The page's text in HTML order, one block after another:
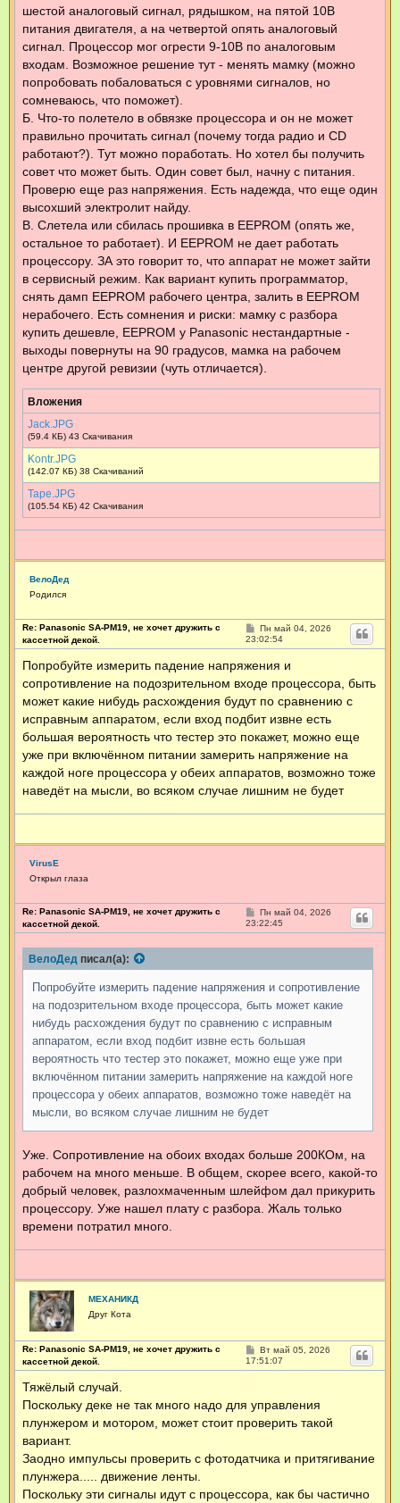
шестой аналоговый сигнал, рядышком, на пятой 10В
питания двигателя, а на четвертой опять аналоговый
сигнал. Процессор мог огрести 9-10В по аналоговым
входам. Возможное решение тут - менять мамку (можно
попробовать побаловаться с уровнями сигналов, но
сомневаюсь, что поможет).
Б. Что-то полетело в обвязке процессора и он не может
правильно прочитать сигнал (почему тогда радио и CD
работают?). Тут можно поработать. Но хотел бы получить
совет что может быть. Один совет был, начну с питания.
Проверю еще раз напряжения. Есть надежда, что еще один
высохший электролит найду.
В. Слетела или сбилась прошивка в EEPROM (опять же,
остальное то работает). И EEPROM не дает работать
процессору. ЗА это говорит то, что аппарат не может зайти
в сервисный режим. Как вариант купить программатор,
снять дамп EEPROM рабочего центра, залить в EEPROM
нерабочего. Есть сомнения и риски: мамку с разбора
купить дешевле, EEPROM у Panasonic нестандартные -
выходы повернуты на 90 градусов, мамка на рабочем
центре другой ревизии (чуть отличается).
Вложения
Jack.JPG
(59.4 КБ) 43 Скачивания
Kontr.JPG
(142.07 КБ) 38 Скачиваний
Tape.JPG
(105.54 КБ) 42 Скачивания
ВелоДед
Родился
Re: Panasonic SA-PM19, не хочет дружить с
кассетной декой.
С
о
о
щ
е
н
и
Пн май 04, 2026
23:02:54
Попробуйте измерить падение напряжения и
сопротивление на подозрительном входе процессора, быть
может какие нибудь расхождения будут по сравнению с
исправным аппаратом, если вход подбит извне есть
большая вероятность что тестер это покажет, можно еще
уже при включённом питании замерить напряжение на
каждой ноге процессора у обеих аппаратов, возможно тоже
наведёт на мысли, во всяком случае лишним не будет
VirusE
Открыл глаза
Re: Panasonic SA-PM19, не хочет дружить с
кассетной декой.
С
о
о
и
Пн май 04, 2026
23:22:45
ВелоДед писал(а):
Попробуйте измерить падение напряжения и сопротивление
на подозрительном входе процессора, быть может какие
нибудь расхождения будут по сравнению с исправным
аппаратом, если вход подбит извне есть большая
вероятность что тестер это покажет, можно еще уже при
включённом питании замерить напряжение на каждой ноге
процессора у обеих аппаратов, возможно тоже наведёт на
мысли, во всяком случае лишним не будет
Уже. Сопротивление на обоих входах больше 200КОм, на
рабочем на много меньше. В общем, скорее всего, какой-то
добрый человек, разлохмаченным шлейфом дал прикурить
процессору. Уже нашел плату с разбора. Жаль только
времени потратил много.
МЕХАНИКД
Друг Кота
Re: Panasonic SA-PM19, не хочет дружить с
кассетной декой.
С
о
о
е
и
Вт май 05, 2026
17:51:07
Тяжёлый случай.
Поскольку деке не так много надо для управления
плунжером и мотором, может стоит проверить такой
вариант.
Заодно импульсы проверить с фотодатчика и притягивание
плунжера..... движение ленты.
Поскольку эти сигналы идут с процессора, как бы частично